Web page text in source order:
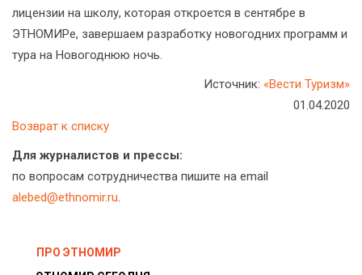
лицензии на школу, которая откроется в сентябре в
ЭТНОМИРе, завершаем разработку новогодних программ и
тура на Новогоднюю ночь.
Источник: «Вести Туризм»
01.04.2020
Возврат к списку
Для журналистов и прессы:
по вопросам сотрудничества пишите на email
alebed@ethnomir.ru.
ПРО ЭТНОМИР